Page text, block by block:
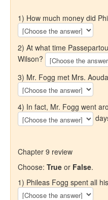
1) How much money did
2) At what time
Wilson?
3) Mr. Fogg met Mrs.
4) In fact, Mr. Fogg went
Chapter 9 review
Choose: True or False.
1) Phileas Fogg spent all